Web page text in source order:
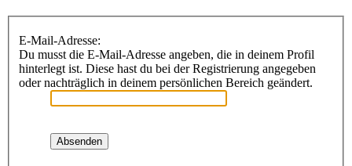
E-Mail-Adresse:
Du musst die E-Mail-Adresse angeben, die in deinem Profil
hinterlegt ist. Diese hast du bei der Registrierung angegeben
oder nachträglich in deinem persönlichen Bereich geändert.